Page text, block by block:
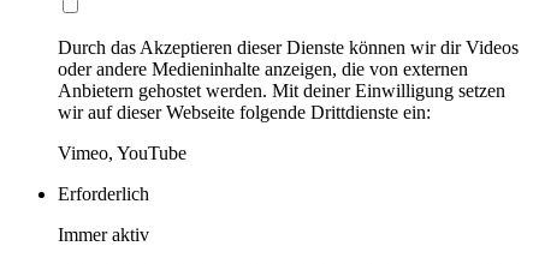
Durch das Akzeptieren dieser Dienste können wir dir Videos
oder andere Medieninhalte anzeigen, die von externen
Anbietern gehostet werden. Mit deiner Einwilligung setzen
wir auf dieser Webseite folgende Drittdienste ein:
Vimeo, YouTube
Erforderlich
Immer aktiv